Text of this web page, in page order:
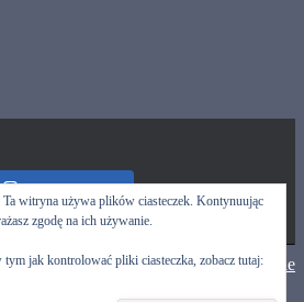
Nasz Instagram
Hestia | Stworzone przezThemeIsle
witryna używa plików ciasteczek. Kontynuując
zgodę na ich używanie.
jak kontrolować pliki ciasteczka, zobacz tutaj: